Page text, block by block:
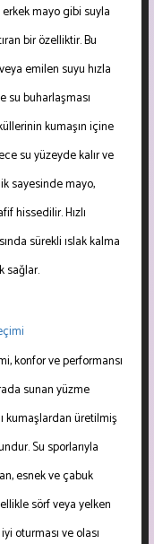
mayo gibi suyla
bir özelliktir. Bu
emilen suyu hızla
su buharlaşması
kumaşın içine
su yüzeyde kalır ve
sayesinde mayo,
hissedilir. Hızlı
sürekli ıslak kalma
sağlar.
konfor ve performansı
sunan yüzme
kumaşlardan üretilmiş
Su sporlarıyla
esnek ve çabuk
sörf veya yelken
oturması ve olası